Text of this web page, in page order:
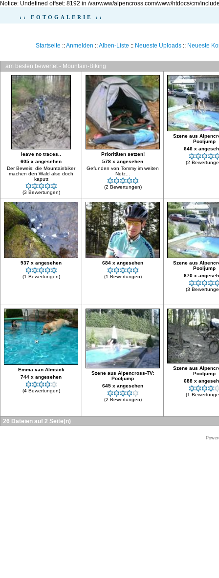
Notice: Undefined offset: 8192 in /var/www/alpencross.com/www/htdocs/cm/
:: FOTOGALERIE ::
Startseite ::Anmelden ::Alben-Liste :: Neueste Uploads:: Neueste
am besten bewertet - Mountain-Biking
leave no traces..
605 x angesehen
Der Beweis: die Mountainbiker
machen den Wald also doch
kaputt
(3 Bewertungen)
Prioritäten setzen!
578 x angesehen
Gefunden von Tommy im weiten
Netz...
(2 Bewertungen)
Szene aus
Pooljump
646 x
(2
937 x angesehen
(1 Bewertungen)
684 x angesehen
(1 Bewertungen)
Szene aus
Pooljump
670 x
(3
Emma van Almsick
744 x angesehen
(4 Bewertungen)
Szene aus Alpencross-TV:
Pooljump
645 x angesehen
(2 Bewertungen)
Szene aus
Pooljump
688 x
(1
26 Dateien auf 2 Seite(n)